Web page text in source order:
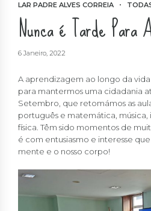
LAR PADRE ALVES CORREIA
Nunca é Tarde Para
6 Janeiro, 2022
A aprendizagem ao longo da vida
para mantermos uma cidadania
Setembro, que retomámos as
português e matemática,
física. Têm sido momentos de
é com entusiasmo e interesse
mente e o nosso corpo!